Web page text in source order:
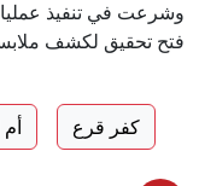
وشرعت في تنفيذ
فتح تحقيق لكشف
كفر قرع